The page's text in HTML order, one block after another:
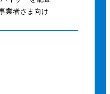
業者さま向け